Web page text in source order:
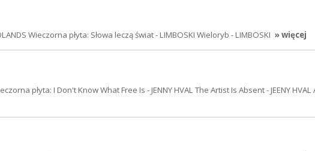
Wieczorna płyta: Słowa leczą świat - LIMBOSKI Wieloryb - LIMBOSKI » więcej
płyta: I Don't Know What Free Is - JENNY HVAL The Artist Is Absent - JEENY HVAL